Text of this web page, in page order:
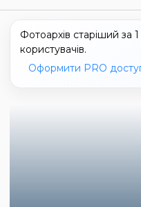
Фотоархів старіший за
користувачів.
Оформити PRO